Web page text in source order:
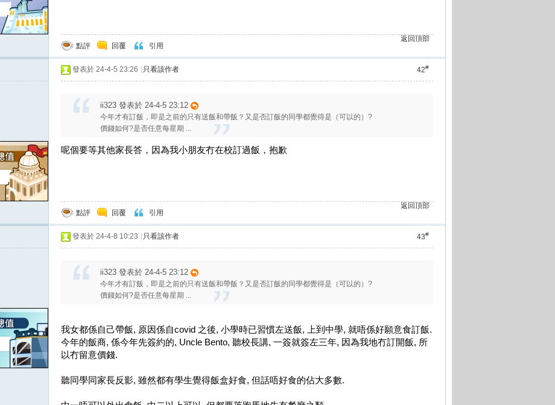
點評 回覆 引用
返回頂部
42#
發表於 24-4-5 23:26 只看該作者
ii323 發表於 24-4-5 23:12
今年才有訂飯，即是之前的只有送飯和帶飯？又是否訂飯的同學都覺得是（可以的）?
價錢如何?是否任意每星期 ...
呢個要等其他家長答，因為我小朋友冇在校訂過飯，抱歉
點評 回覆 引用
返回頂部
43#
發表於 24-4-8 10:23 只看該作者
ii323 發表於 24-4-5 23:12
今年才有訂飯，即是之前的只有送飯和帶飯？又是否訂飯的同學都覺得是（可以的）?
價錢如何?是否任意每星期 ...
我女都係自己帶飯, 原因係自covid 之後, 小學時已習慣左送飯, 上到中學, 就唔係好願意食訂飯.
今年的飯商, 係今年先簽約的, Uncle Bento, 聽校長講, 一簽就簽左三年, 因為我地冇訂開飯, 所
以冇留意價錢.
聽同學同家長反影, 雖然都有學生覺得飯盒好食, 但話唔好食的佔大多數.